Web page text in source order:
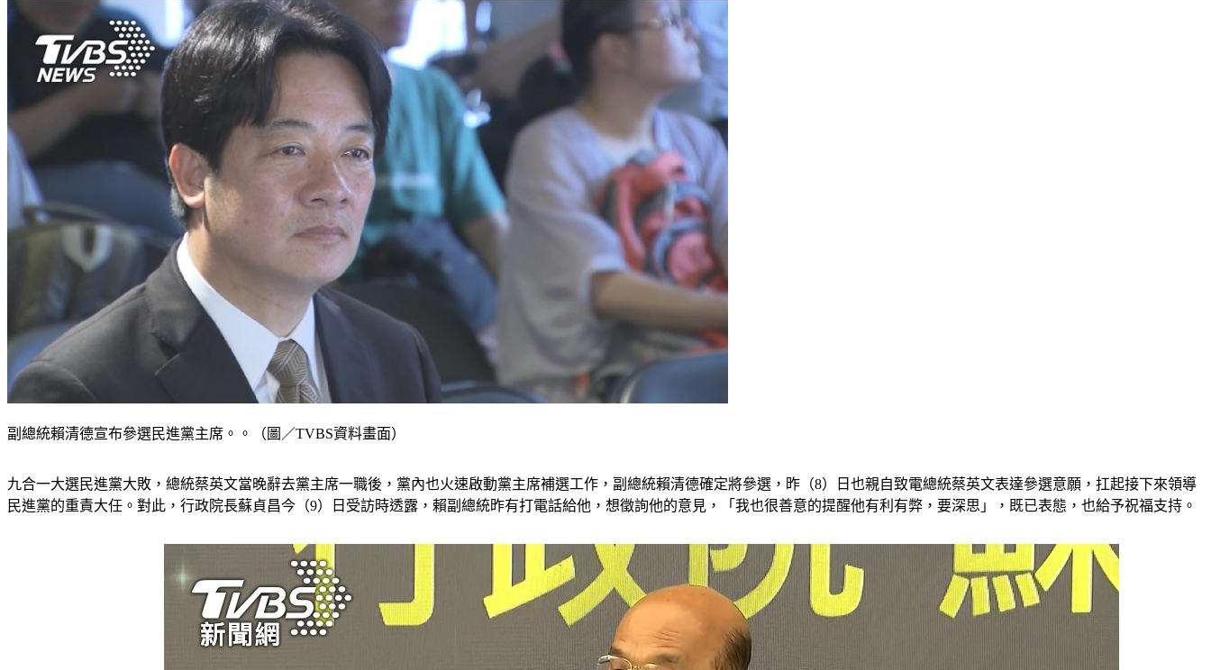
副總統賴清德宣布參選民進黨主席。。（圖／TVBS資料畫面）
九合一大選民進黨大敗，總統蔡英文當晚辭去黨主席一職後，黨內也火速啟動黨主席補選工作，副總統賴清德確定將參選，昨（8）日也親自致電總統蔡英文表達參選意願，扛起接下來領導
民進黨的重責大任。對此，行政院長蘇貞昌今（9）日受訪時透露，賴副總統昨有打電話給他，想徵詢他的意見，「我也很善意的提醒他有利有弊，要深思」，既已表態，也給予祝福支持。